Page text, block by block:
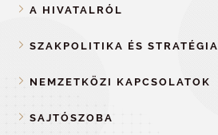
A HIVATALRÓL
SZAKPOLITIKA ÉS STRATÉGIA
NEMZETKÖZI KAPCSOLATOK
SAJTÓSZOBA